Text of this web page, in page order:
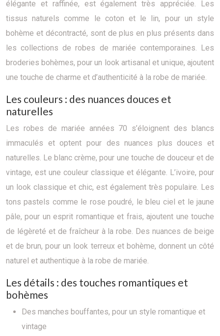
élégante et raffinée, est également très appréciée. Les
tissus naturels comme le coton et le lin, pour un style
bohème et décontracté, sont de plus en plus présents dans
les collections de robes de mariée contemporaines. Les
broderies bohèmes, pour un look artisanal et unique, ajoutent
une touche de charme et d’authenticité à la robe de mariée.
Les couleurs : des nuances douces et
naturelles
Les robes de mariée années 70 s’éloignent des blancs
immaculés et optent pour des nuances plus douces et
naturelles. Le blanc crème, pour une touche de douceur et de
vintage, est une couleur classique et élégante. L’ivoire, pour
un look classique et chic, est également très populaire. Les
tons pastels comme le rose poudré, le bleu ciel et le jaune
pâle, pour un esprit romantique et frais, ajoutent une touche
de légèreté et de fraîcheur à la robe. Des nuances de beige
et de brun, pour un look terreux et bohème, donnent un côté
naturel et authentique à la robe de mariée.
Les détails : des touches romantiques et
bohèmes
Des manches bouffantes, pour un style romantique et
vintage